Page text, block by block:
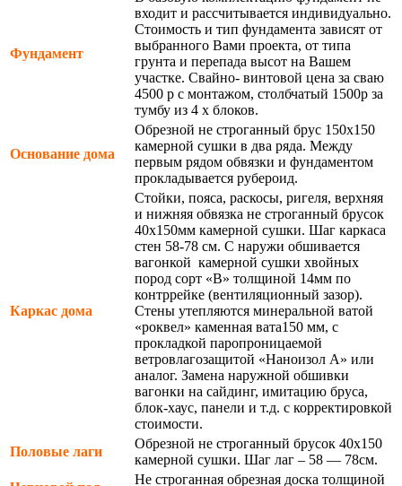
Фундамент
входит и рассчитывается индивидуально.
Стоимость и тип фундамента зависят от
выбранного Вами проекта, от типа
грунта и перепада высот на Вашем
участке. Свайно- винтовой цена за сваю
4500 р с монтажом, столбчатый 1500р за
тумбу из 4 х блоков.
Основание дома
Обрезной не строганный брус 150х150
камерной сушки в два ряда. Между
первым рядом обвязки и фундаментом
прокладывается рубероид.
Каркас дома
Стойки, пояса, раскосы, ригеля, верхняя
и нижняя обвязка не строганный брусок
40х150мм камерной сушки. Шаг каркаса
стен 58-78 см. С наружи обшивается
вагонкой камерной сушки хвойных
пород сорт «В» толщиной 14мм по
контррейке (вентиляционный зазор).
Стены утепляются минеральной ватой
«роквел» каменная вата150 мм, с
прокладкой паропроницаемой
ветровлагозащитой «Наноизол А» или
аналог. Замена наружной обшивки
вагонки на сайдинг, имитацию бруса,
блок-хаус, панели и т.д. с корректировкой
стоимости.
Половые лаги
Обрезной не строганный брусок 40х150
камерной сушки. Шаг лаг – 58 — 78см.
Не строганная обрезная доска толщиной